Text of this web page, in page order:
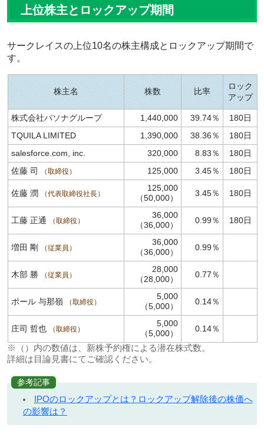
上位株主とロックアップ期間
サークレイスの上位10名の株主構成とロックアップ期間で
す。
株主名 株数 比率
ロック
アップ
株式会社パソナグループ 1,440,000 39.74％
180日
TQUILA LIMITED
1,390,000 38.36％
180日
salesforce.com, inc.
320,000 8.83％
180日
佐藤 司
取締役 125,000 3.45％ 180日
佐藤 潤 代表取締役社長
125,000
（50,000）
3.45％ 180日
工藤 正通 取締役
36,000
（36,000）
0.99％ 180日
増田 剛 従業員
36,000
（36,000）
0.99％
木部 勝 従業員
28,000
（28,000）
0.77％
ポール 与那嶺 取締役
5,000
（5,000）
0.14％
庄司 哲也 取締役
5,000
（5,000）
0.14％
※（）内の数値は、新株予約権による潜在株式数。
詳細は目論見書にてご確認ください。
参考記事
IPOのロックアップとは？ロックアップ解除後の株価へ
の影響は？